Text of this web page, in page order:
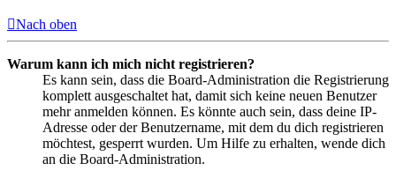
Nach oben
Warum kann ich mich nicht registrieren?
Es kann sein, dass die Board-Administration die Registrierung
komplett ausgeschaltet hat, damit sich keine neuen Benutzer
mehr anmelden können. Es könnte auch sein, dass deine IP-
Adresse oder der Benutzername, mit dem du dich registrieren
möchtest, gesperrt wurden. Um Hilfe zu erhalten, wende dich
an die Board-Administration.